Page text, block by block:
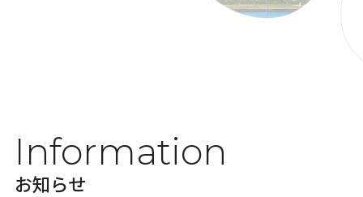
Information
お知らせ